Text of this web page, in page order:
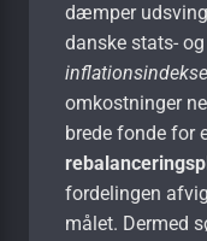
dæmper
danske stats-
omkostninger
brede fonde for
fordelingen
målet. Dermed